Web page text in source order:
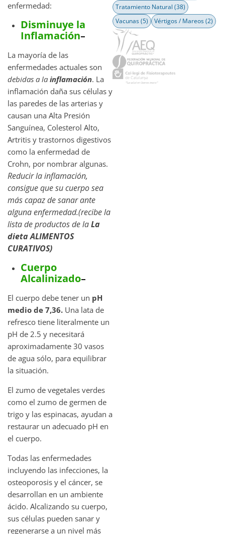
enfermedad:
Disminuye la
Inflamación–
La mayoría de las
enfermedades actuales son
debidas a la inflamación. La
inflamación daña sus células y
las paredes de las arterias y
causan una Alta Presión
Sanguínea, Colesterol Alto,
Artritis y trastornos digestivos
como la enfermedad de
Crohn, por nombrar algunas.
Reducir la inflamación,
consigue que su cuerpo sea
más capaz de sanar ante
alguna enfermedad.(recibe la
lista de productos de laLa
dieta ALIMENTOS
CURATIVOS)
Cuerpo
Alcalinizado–
El cuerpo debe tener un pH
medio de 7,36. Una lata de
refresco tiene literalmente un
pH de 2.5 y necesitará
aproximadamente 30 vasos
de agua sólo, para equilibrar
la situación.
El zumo de vegetales verdes
como el zumo de germen de
trigo y las espinacas, ayudan a
restaurar un adecuado pH en
el cuerpo.
Todas las enfermedades
incluyendo las infecciones, la
osteoporosis y el cáncer, se
desarrollan en un ambiente
ácido. Alcalizando su cuerpo,
sus células pueden sanar y
regenerarse a un nivel más
Tratamiento Natural (38)
Vacunas(5) Vértigos / Mareos(2)